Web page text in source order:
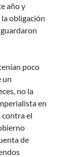
año y
obligación
poco
un
no la
en
contra el
de